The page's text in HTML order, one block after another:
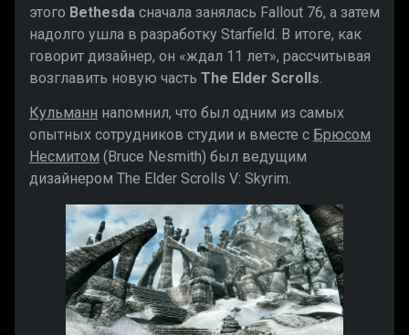
этого Bethesda сначала занялась Fallout 76, а затем
надолго ушла в разработку Starfield. В итоге, как
говорит дизайнер, он «ждал 11 лет», рассчитывая
возглавить новую часть The Elder Scrolls.
Кульманн напомнил, что был одним из самых
опытных сотрудников студии и вместе с Брюсом
Несмитом (Bruce Nesmith) был ведущим
дизайнером The Elder Scrolls V: Skyrim.